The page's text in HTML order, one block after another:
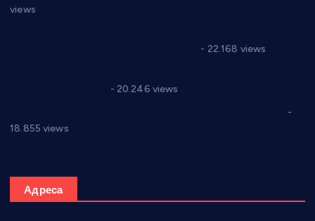
views
- 22.168 views
- 20.246 views
-
18.855 views
Адреса